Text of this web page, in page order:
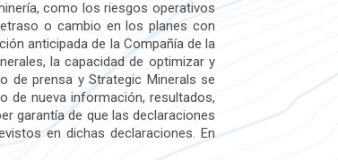
como los riesgos operativos
o cambio en los planes con
anticipada de la Compañía de la
la capacidad de optimizar y
de prensa y Strategic Minerals se
de nueva información, resultados,
garantía de que las declaraciones
en dichas declaraciones. En